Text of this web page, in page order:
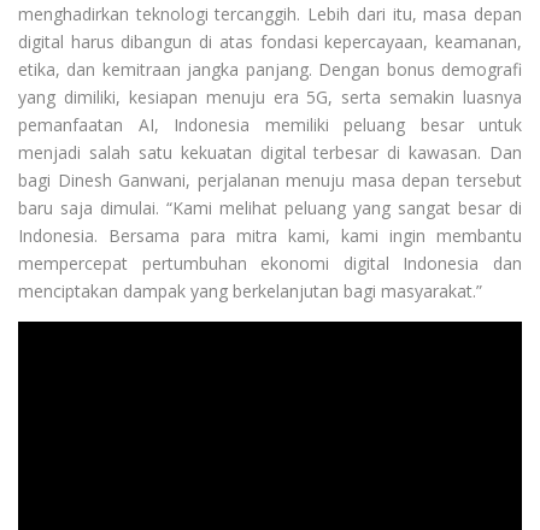
menghadirkan teknologi tercanggih. Lebih dari itu, masa depan
digital harus dibangun di atas fondasi kepercayaan, keamanan,
etika, dan kemitraan jangka panjang. Dengan bonus demografi
yang dimiliki, kesiapan menuju era 5G, serta semakin luasnya
pemanfaatan AI, Indonesia memiliki peluang besar untuk
menjadi salah satu kekuatan digital terbesar di kawasan. Dan
bagi Dinesh Ganwani, perjalanan menuju masa depan tersebut
baru saja dimulai. “Kami melihat peluang yang sangat besar di
Indonesia. Bersama para mitra kami, kami ingin membantu
mempercepat pertumbuhan ekonomi digital Indonesia dan
menciptakan dampak yang berkelanjutan bagi masyarakat.”